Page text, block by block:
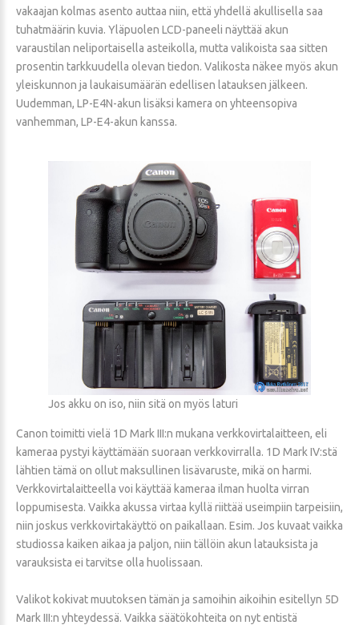
vakaajan kolmas asento auttaa niin, että yhdellä akullisella saa
tuhatmäärin kuvia. Yläpuolen LCD-paneeli näyttää akun
varaustilan neliportaisella asteikolla, mutta valikoista saa sitten
prosentin tarkkuudella olevan tiedon. Valikosta näkee myös akun
yleiskunnon ja laukaisumäärän edellisen latauksen jälkeen.
Uudemman, LP-E4N-akun lisäksi kamera on yhteensopiva
vanhemman, LP-E4-akun kanssa.
Jos akku on iso, niin sitä on myös laturi
Canon toimitti vielä 1D Mark III:n mukana verkkovirtalaitteen, eli
kameraa pystyi käyttämään suoraan verkkovirralla. 1D Mark IV:stä
lähtien tämä on ollut maksullinen lisävaruste, mikä on harmi.
Verkkovirtalaitteella voi käyttää kameraa ilman huolta virran
loppumisesta. Vaikka akussa virtaa kyllä riittää useimpiin tarpeisiin,
niin joskus verkkovirtakäyttö on paikallaan. Esim. Jos kuvaat vaikka
studiossa kaiken aikaa ja paljon, niin tällöin akun latauksista ja
varauksista ei tarvitse olla huolissaan.
Valikot kokivat muutoksen tämän ja samoihin aikoihin esitellyn 5D
Mark III:n yhteydessä. Vaikka säätökohteita on nyt entistä